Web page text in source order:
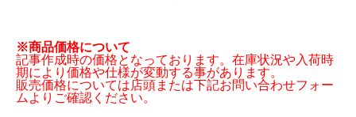
※商品価格について
記事作成時の価格となっております。在庫状況や入荷時
期により価格や仕様が変動する事があります。
販売価格については店頭または下記お問い合わせフォー
ムよりご確認ください。